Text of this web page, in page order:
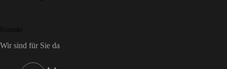
Kontakt
Wir sind für Sie da